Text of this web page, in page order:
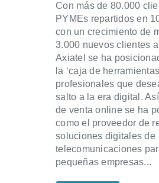
Con más de 80.000
PYMEs repartidos en
con un crecimiento de
3.000 nuevos clientes
Axiatel se ha
la ‘caja de
profesionales que
salto a la era digital.
de venta online se ha
como el proveedor de
soluciones digitales de
telecomunicaciones
pequeñas empresas...